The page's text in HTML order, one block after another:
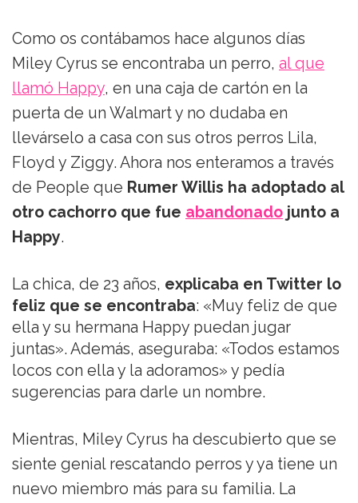
Como os contábamos hace algunos días
Miley Cyrus se encontraba un perro, al que
llamó Happy, en una caja de cartón en la
puerta de un Walmart y no dudaba en
llevárselo a casa con sus otros perros Lila,
Floyd y Ziggy. Ahora nos enteramos a través
de People que Rumer Willis ha adoptado al
otro cachorro que fue abandonado junto a
Happy.
La chica, de 23 años, explicaba en Twitter lo
feliz que se encontraba: «Muy feliz de que
ella y su hermana Happy puedan jugar
juntas». Además, aseguraba: «Todos estamos
locos con ella y la adoramos» y pedía
sugerencias para darle un nombre.
Mientras, Miley Cyrus ha descubierto que se
siente genial rescatando perros y ya tiene un
nuevo miembro más para su familia. La